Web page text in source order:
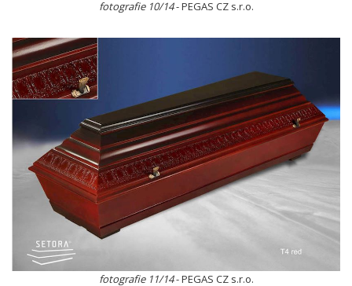
fotografie 10/14- PEGAS CZ s.r.o.
fotografie 11/14- PEGAS CZ s.r.o.